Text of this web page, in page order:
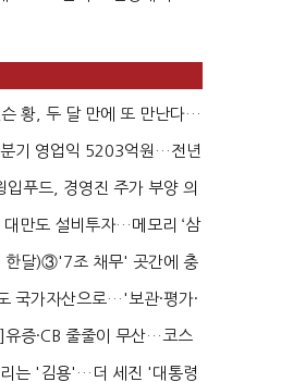
황, 두 달 만에 또 만난다…
논...
기 영업익 5203억원…전년
소...
입푸드, 경영진 주가 부양 의
...
대만도 설비투자…메모리 ‘삼
한달)③'7조 채무' 곳간에 충
, 20년...
국가자산으로…'보관·평가·
...
]유증·CB 줄줄이 무산…코스
증에 ...
리는 '김용'…더 세진 '대통령